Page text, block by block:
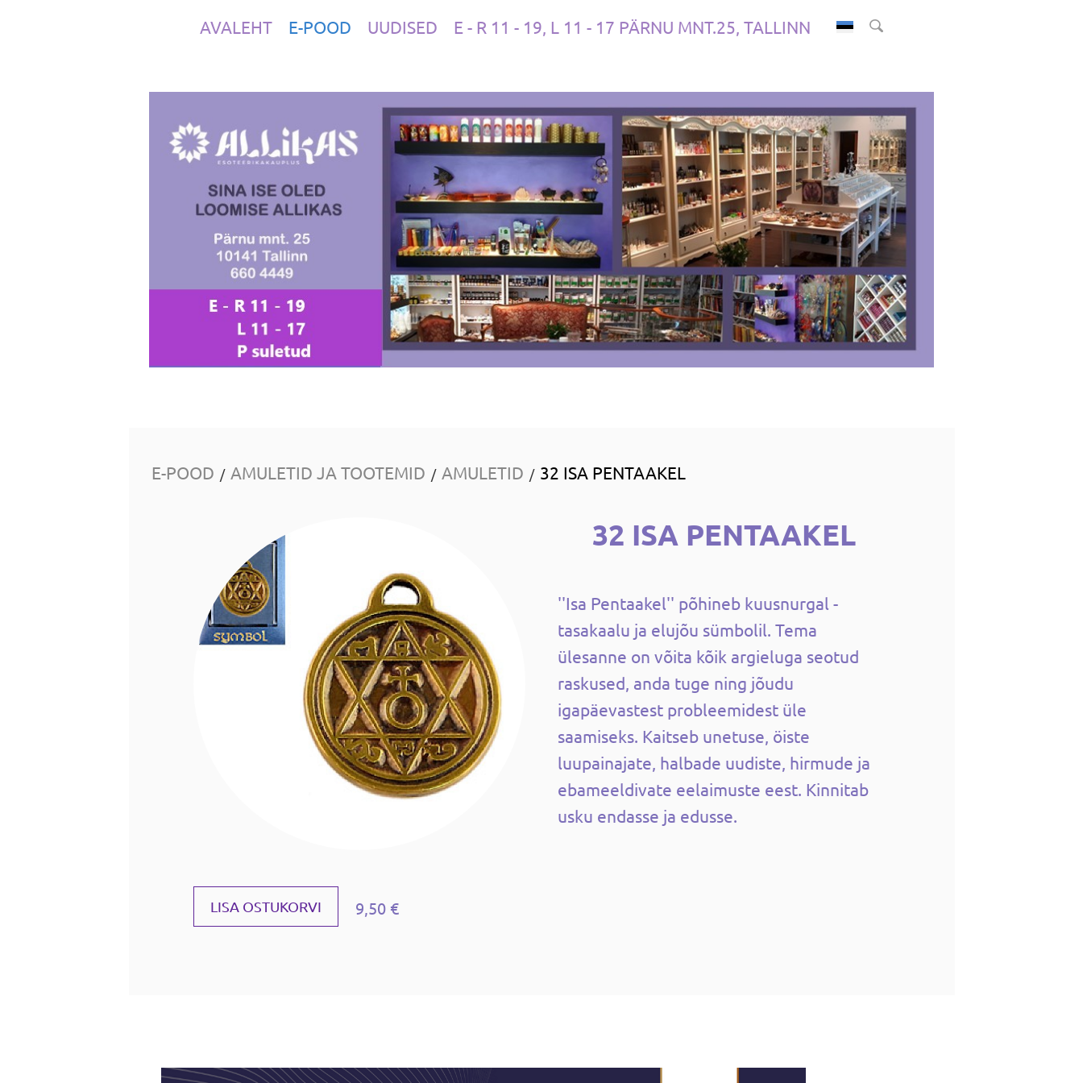
AVALEHT E-POOD UUDISED E - R 11 - 19, L 11 - 17 PÄRNU MNT.25, TALLINN
E-POOD / AMULETID JA TOOTEMID / AMULETID / 32 ISA PENTAAKEL
LISA OSTUKORVI 9,50 €
32 ISA PENTAAKEL
''Isa Pentaakel'' põhineb kuusnurgal -
tasakaalu ja elujõu sümbolil. Tema
ülesanne on võita kõik argieluga seotud
raskused, anda tuge ning jõudu
igapäevastest probleemidest üle
saamiseks. Kaitseb unetuse, öiste
luupainajate, halbade uudiste, hirmude ja
ebameeldivate eelaimuste eest. Kinnitab
usku endasse ja edusse.